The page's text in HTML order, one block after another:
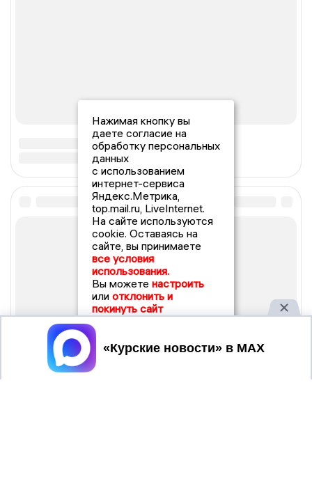
Нажимая кнопку вы
даете согласие на
обработку персональных
данных
с использованием
интернет-сервиса
Яндекс.Метрика,
top.mail.ru, LiveInternet.
На сайте используются
cookie. Оставаясь на
сайте, вы принимаете
все условия
использования.
Вы можете настроить
или отклонить и
покинуть сайт
Принять